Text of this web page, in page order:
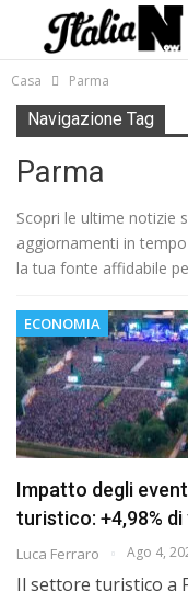
Casa Parma
Navigazione Tag
Parma
Scopri le ultime notizie
aggiornamenti in
la tua fonte affidabile
ECONOMIA
Impatto degli
turistico: +4,98%
Luca Ferraro Ago 4,
Il settore turistico a